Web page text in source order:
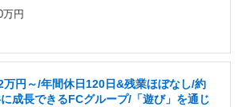
万円
万円～/年間休日120日&残業ほぼなし/約
成長できるFCグループ/「遊び」を通じ